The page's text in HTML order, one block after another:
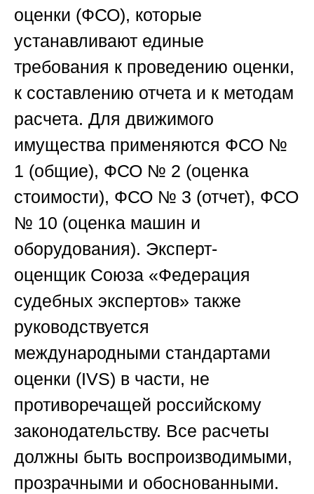
оценки (ФСО), которые
устанавливают единые
требования к проведению оценки,
к составлению отчета и к методам
расчета. Для движимого
имущества применяются ФСО №
1 (общие), ФСО № 2 (оценка
стоимости), ФСО № 3 (отчет), ФСО
№ 10 (оценка машин и
оборудования). Эксперт-
оценщик Союза «Федерация
судебных экспертов» также
руководствуется
международными стандартами
оценки (IVS) в части, не
противоречащей российскому
законодательству. Все расчеты
должны быть воспроизводимыми,
прозрачными и обоснованными.